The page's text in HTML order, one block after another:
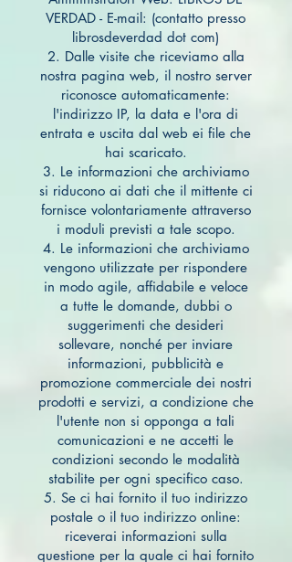
VERDAD - E-mail: (contatto presso
librosdeverdad dot com)
2. Dalle visite che riceviamo alla
nostra pagina web, il nostro server
riconosce automaticamente:
l'indirizzo IP, la data e l'ora di
entrata e uscita dal web ei file che
hai scaricato.
3. Le informazioni che archiviamo
si riducono ai dati che il mittente ci
fornisce volontariamente attraverso
i moduli previsti a tale scopo.
4. Le informazioni che archiviamo
vengono utilizzate per rispondere
in modo agile, affidabile e veloce
a tutte le domande, dubbi o
suggerimenti che desideri
sollevare, nonché per inviare
informazioni, pubblicità e
promozione commerciale dei nostri
prodotti e servizi, a condizione che
l'utente non si opponga a tali
comunicazioni e ne accetti le
condizioni secondo le modalità
stabilite per ogni specifico caso.
5. Se ci hai fornito il tuo indirizzo
postale o il tuo indirizzo online:
riceverai informazioni sulla
questione per la quale ci hai fornito